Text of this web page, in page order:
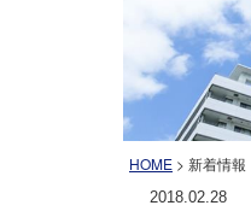
HOME > 新着情報
2018.02.28